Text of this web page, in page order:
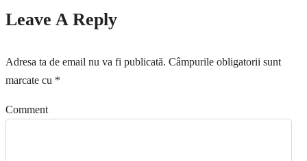
Leave A Reply
Adresa ta de email nu va fi publicată. Câmpurile obligatorii sunt
marcate cu *
Comment